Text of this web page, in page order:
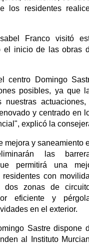
los residentes
Franco visitó
el inicio de las obras
centro Domingo
posibles, ya que
y centrado en
explicó la
mejora y saneamiento
las
permitirá una
con
dos zonas de
eficiente y
en el exterior.
Sastre dispone
al Instituto